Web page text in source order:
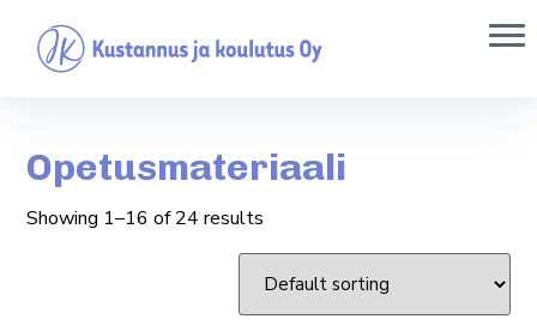
Opetusmateriaali
Showing 1–16 of 24 results